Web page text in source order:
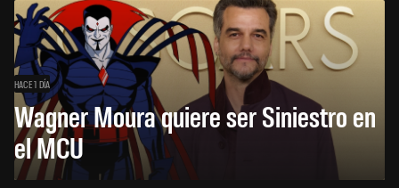
HACE 1 DÍA
Wagner Moura quiere ser Siniestro en
el MCU